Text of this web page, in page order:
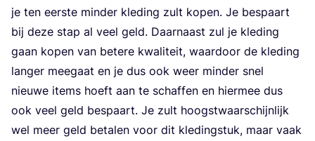
je ten eer­ste min­der kle­ding zult kopen. Je bespaart
bij deze stap al veel geld. Daar­naast zul je kle­ding
gaan kopen van bete­re kwa­li­teit, waar­door de kle­ding
lan­ger mee­gaat en je dus ook weer min­der snel
nieu­we items hoeft aan te schaf­fen en hier­mee dus
ook veel geld bespaart. Je zult hoogst­waar­schijn­lijk
wel meer geld beta­len voor dit kle­ding­stuk, maar vaak